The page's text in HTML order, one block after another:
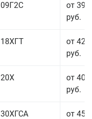
09Г2С
от 39
руб.
18ХГТ
от 42
руб.
20Х
от 40
руб.
30ХГСА
от 45